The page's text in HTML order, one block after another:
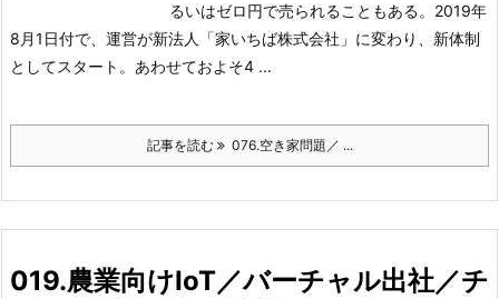
るいはゼロ円で売られることもある。 2019年
8月1日付で、運営が新法人「家いちば株式会社」に変わり、新体制
としてスタート。 あわせておよそ4 ...
記事を読む 076.空き家問題／ ...
019.農業向けIoT／バーチャル出社／チ